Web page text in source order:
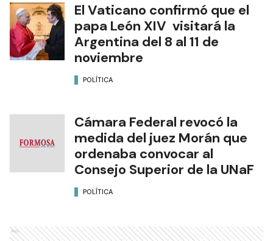
El Vaticano confirmó que el
papa León XIV visitará la
Argentina del 8 al 11 de
noviembre
POLÍTICA
Cámara Federal revocó la
medida del juez Morán que
ordenaba convocar al
Consejo Superior de la UNaF
POLÍTICA
Ads